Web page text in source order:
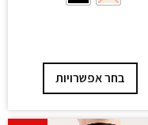
בחר אפשרויות